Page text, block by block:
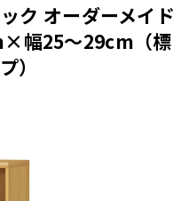
ク オーダーメイド
幅25～29cm（標
）